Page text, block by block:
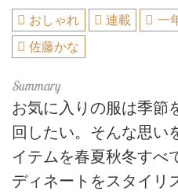
おしゃれ 連載
一
佐藤かな
お気に入りの服は季節
回したい。そんな思い
イテムを春夏秋冬すべ
ディネートをスタイリ